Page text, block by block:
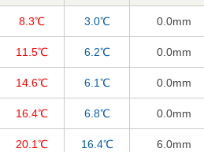
8.3℃ 3.0℃ 0.0mm
11.5℃ 6.2℃ 0.0mm
14.6℃ 6.1℃ 0.0mm
16.4℃ 6.8℃ 0.0mm
20.1℃ 16.4℃ 6.0mm